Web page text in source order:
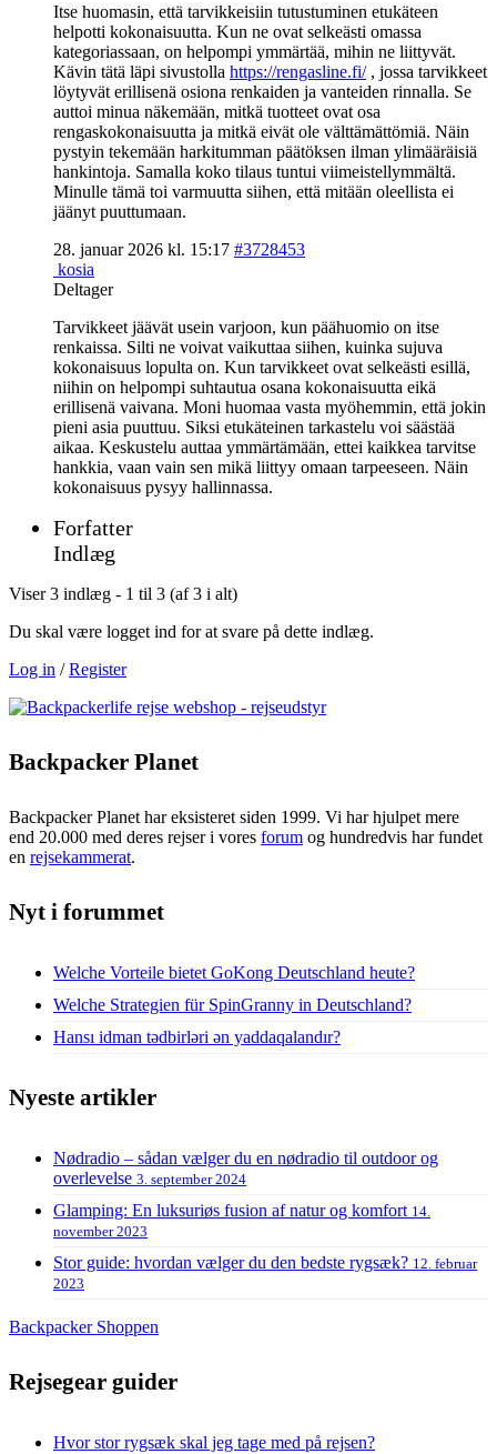
Itse huomasin, että tarvikkeisiin tutustuminen etukäteen
helpotti kokonaisuutta. Kun ne ovat selkeästi omassa
kategoriassaan, on helpompi ymmärtää, mihin ne liittyvät.
Kävin tätä läpi sivustolla https://rengasline.fi/, jossa tarvikkeet
löytyvät erillisenä osiona renkaiden ja vanteiden rinnalla. Se
auttoi minua näkemään, mitkä tuotteet ovat osa
rengaskokonaisuutta ja mitkä eivät ole välttämättömiä. Näin
pystyin tekemään harkitumman päätöksen ilman ylimääräisiä
hankintoja. Samalla koko tilaus tuntui viimeistellymmältä.
Minulle tämä toi varmuutta siihen, että mitään oleellista ei
jäänyt puuttumaan.
28. januar 2026 kl. 15:17 #3728453
kosia
Deltager
Tarvikkeet jäävät usein varjoon, kun päähuomio on itse
renkaissa. Silti ne voivat vaikuttaa siihen, kuinka sujuva
kokonaisuus lopulta on. Kun tarvikkeet ovat selkeästi esillä,
niihin on helpompi suhtautua osana kokonaisuutta eikä
erillisenä vaivana. Moni huomaa vasta myöhemmin, että jokin
pieni asia puuttuu. Siksi etukäteinen tarkastelu voi säästää
aikaa. Keskustelu auttaa ymmärtämään, ettei kaikkea tarvitse
hankkia, vaan vain sen mikä liittyy omaan tarpeeseen. Näin
kokonaisuus pysyy hallinnassa.
Forfatter
Indlæg
Viser 3 indlæg - 1 til 3 (af 3 i alt)
Du skal være logget ind for at svare på dette indlæg.
Log in /Register
Backpacker Planet
Backpacker Planet har eksisteret siden 1999. Vi har hjulpet mere
end 20.000 med deres rejser i vores forum og hundredvis har fundet
en rejsekammerat.
Nyt i forummet
Welche Vorteile bietet GoKong Deutschland heute?
Welche Strategien für SpinGranny in Deutschland?
Hansı idman tədbirləri ən yaddaqalandır?
Nyeste artikler
Nødradio – sådan vælger du en nødradio til outdoor og
overlevelse 3. september 2024
Glamping: En luksuriøs fusion af natur og komfort 14.
november 2023
Stor guide: hvordan vælger du den bedste rygsæk? 12. februar
2023
Backpacker Shoppen
Rejsegear guider
Hvor stor rygsæk skal jeg tage med på rejsen?